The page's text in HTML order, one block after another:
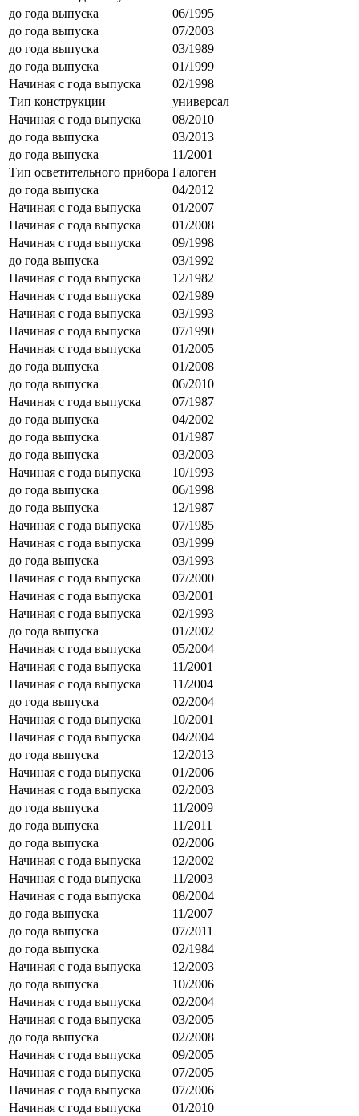
до года выпуска
06/1995
до года выпуска
07/2003
до года выпуска
03/1989
до года выпуска
01/1999
Начиная с года выпуска
02/1998
Тип конструкции
универсал
Начиная с года выпуска
08/2010
до года выпуска
03/2013
до года выпуска
11/2001
Тип осветительного прибора Галоген
до года выпуска
04/2012
Начиная с года выпуска
01/2007
Начиная с года выпуска
01/2008
Начиная с года выпуска
09/1998
до года выпуска
03/1992
Начиная с года выпуска
12/1982
Начиная с года выпуска
02/1989
Начиная с года выпуска
03/1993
Начиная с года выпуска
07/1990
Начиная с года выпуска
01/2005
до года выпуска
01/2008
до года выпуска
06/2010
Начиная с года выпуска
07/1987
до года выпуска
04/2002
до года выпуска
01/1987
до года выпуска
03/2003
Начиная с года выпуска
10/1993
до года выпуска
06/1998
до года выпуска
12/1987
Начиная с года выпуска
07/1985
Начиная с года выпуска
03/1999
до года выпуска
03/1993
Начиная с года выпуска
07/2000
Начиная с года выпуска
03/2001
Начиная с года выпуска
02/1993
до года выпуска
01/2002
Начиная с года выпуска
05/2004
Начиная с года выпуска
11/2001
Начиная с года выпуска
11/2004
до года выпуска
02/2004
Начиная с года выпуска
10/2001
Начиная с года выпуска
04/2004
до года выпуска
12/2013
Начиная с года выпуска
01/2006
Начиная с года выпуска
02/2003
до года выпуска
11/2009
до года выпуска
11/2011
до года выпуска
02/2006
Начиная с года выпуска
12/2002
Начиная с года выпуска
11/2003
Начиная с года выпуска
08/2004
до года выпуска
11/2007
до года выпуска
07/2011
до года выпуска
02/1984
Начиная с года выпуска
12/2003
до года выпуска
10/2006
Начиная с года выпуска
02/2004
Начиная с года выпуска
03/2005
до года выпуска
02/2008
Начиная с года выпуска
09/2005
Начиная с года выпуска
07/2005
Начиная с года выпуска
07/2006
Начиная с года выпуска
01/2010